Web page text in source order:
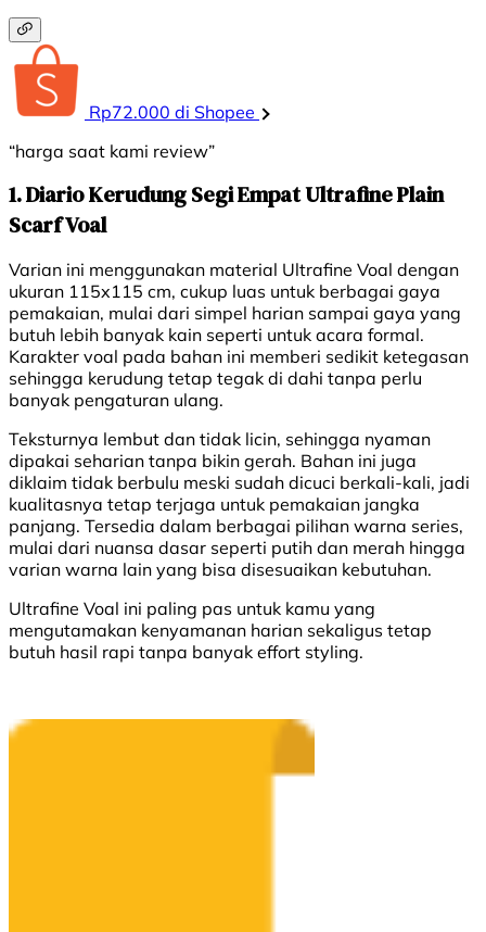
Rp72.000 di Shopee
“harga saat kami review”
1. Diario Kerudung Segi Empat Ultrafine Plain
Scarf Voal
Varian ini menggunakan material Ultrafine Voal dengan
ukuran 115x115 cm, cukup luas untuk berbagai gaya
pemakaian, mulai dari simpel harian sampai gaya yang
butuh lebih banyak kain seperti untuk acara formal.
Karakter voal pada bahan ini memberi sedikit ketegasan
sehingga kerudung tetap tegak di dahi tanpa perlu
banyak pengaturan ulang.
Teksturnya lembut dan tidak licin, sehingga nyaman
dipakai seharian tanpa bikin gerah. Bahan ini juga
diklaim tidak berbulu meski sudah dicuci berkali-kali, jadi
kualitasnya tetap terjaga untuk pemakaian jangka
panjang. Tersedia dalam berbagai pilihan warna series,
mulai dari nuansa dasar seperti putih dan merah hingga
varian warna lain yang bisa disesuaikan kebutuhan.
Ultrafine Voal ini paling pas untuk kamu yang
mengutamakan kenyamanan harian sekaligus tetap
butuh hasil rapi tanpa banyak effort styling.